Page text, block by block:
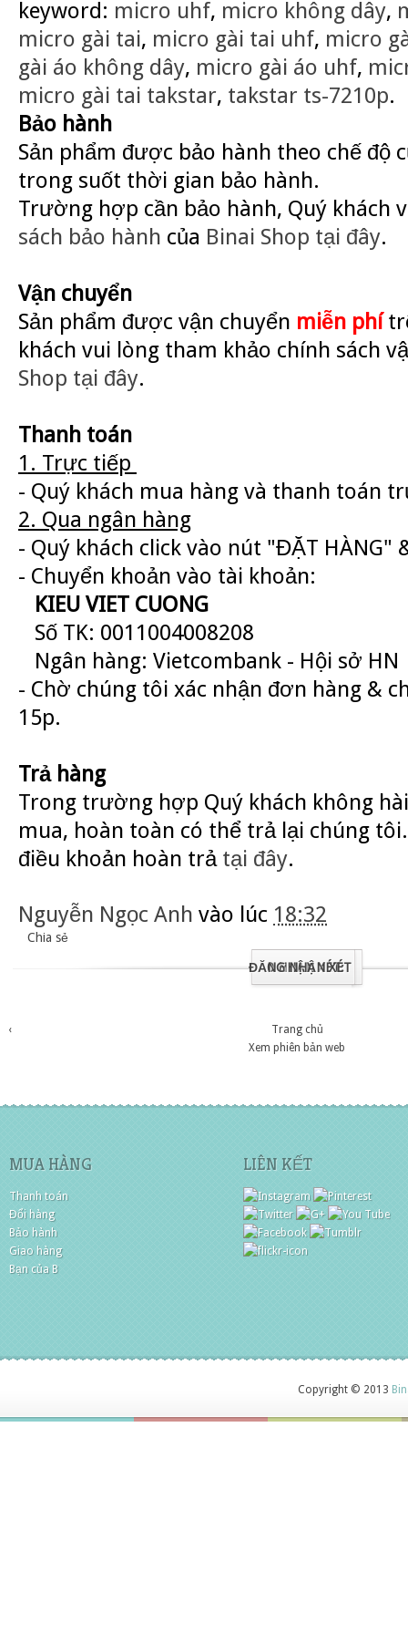
keyword: micro uhf, micro không dây,
micro gài tai, micro gài tai uhf, micro
gài áo không dây, micro gài áo uhf,
micro gài tai takstar, takstar ts-7210p.
Bảo hành
Sản phẩm được bảo hành theo chế độ
trong suốt thời gian bảo hành.
Trường hợp cần bảo hành, Quý khách
sách bảo hành của Binai Shop tại đây.
Vận chuyển
Sản phẩm được vận chuyển miễn phí
khách vui lòng tham khảo chính sách
Shop tại đây.
Thanh toán
1. Trực tiếp
- Quý khách mua hàng và thanh toán
2. Qua ngân hàng
- Quý khách click vào nút "ĐẶT HÀNG"
- Chuyển khoản vào tài khoản:
KIEU VIET CUONG
Số TK: 0011004008208
Ngân hàng: Vietcombank - Hội sở HN
- Chờ chúng tôi xác nhận đơn hàng &
15p.
Trả hàng
Trong trường hợp Quý khách không
mua, hoàn toàn có thể trả lại chúng
điều khoản hoàn trả tại đây.
Nguyễn Ngọc Anh vào lúc 18:32
Chia sẻ
0 NHẬN XÉT:
ĐĂNG NHẬN XÉT
‹
Trang chủ
Xem phiên bản web
MUA HÀNG
Thanh toán
Đổi hàng
Bảo hành
Giao hàng
Bạn của B
LIÊN KẾT
Copyright © 2013